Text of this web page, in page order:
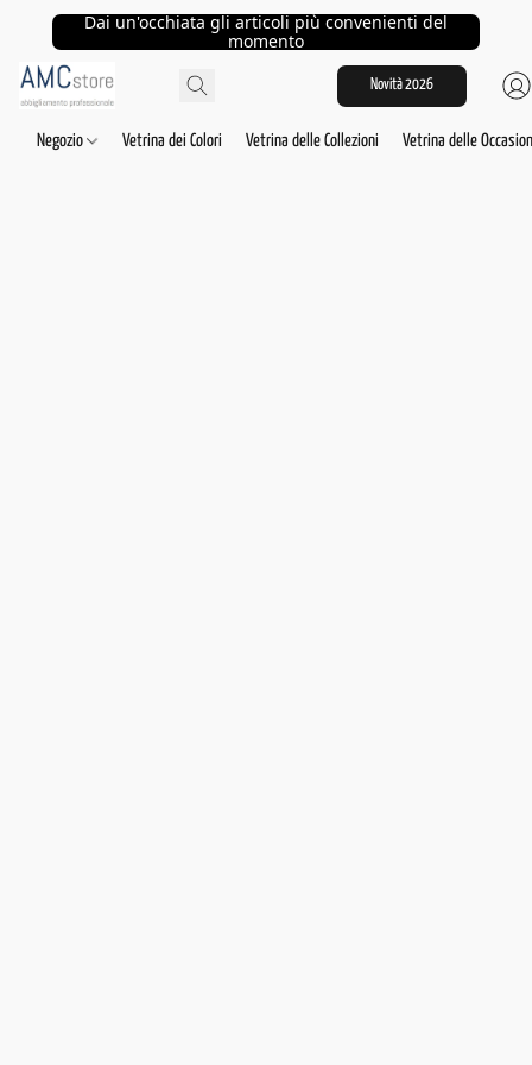
Dai un'occhiata gli articoli più convenienti del
momento
Novità 2026
Negozio Vetrina dei Colori Vetrina delle Collezioni Vetrina delle